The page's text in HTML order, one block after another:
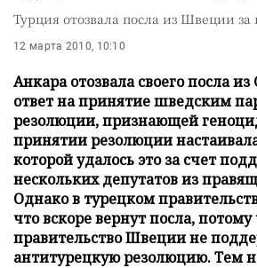
Турция отозвала посла из Швеции за
12 марта 2010, 10:10
Анкара отозвала своего посла
ответ на принятие шведским
резолюции, признающей
принятии резолюции
которой удалось это за счет
нескольких депутатов из
Однако в турецком
что вскоре вернут посла, потому
правительство Швеции не
антитурецкую резолюцию. Тем